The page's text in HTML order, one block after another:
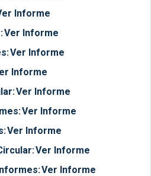
Informe
Ver Informe
Ver Informe
Informe
Ver Informe
Ver Informe
Ver Informe
Ver Informe
Ver Informe